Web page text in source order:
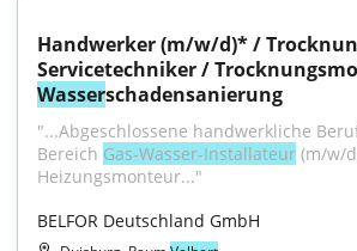
Handwerker (m/w/d)* /
Wasserschadensanierung
"...Abgeschlossene handwerkliche
Bereich Gas-Wasser-Installateur (m/w/
Heizungsmonteur..."
BELFOR Deutschland GmbH